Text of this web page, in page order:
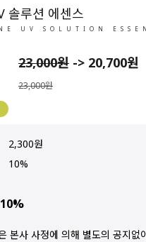
솔루션 에센스
UV SOLUTION
23,000원 -> 20,700원
23,000원
2,300원
10%
본사 사정에 의해 별도의 공지없